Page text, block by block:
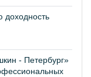
доходность
- Петербург»